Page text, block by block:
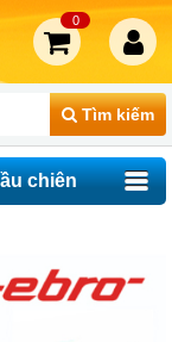
Tìm kiếm
0
chiên